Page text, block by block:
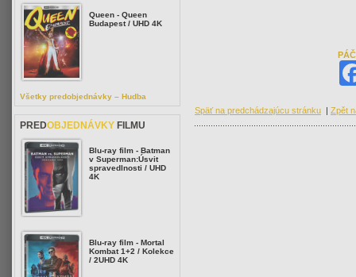
Späť na predchádzajúcu stránku Zpět
Queen - Queen
Budapest / UHD 4K
Všetky predobjednávky – Hudba
PREDOBJEDNÁVKY FILMU
Blu-ray film - Batman
v Superman:Úsvit
spravedlnosti / UHD
4K
Blu-ray film - Mortal
Kombat 1+2 / Kolekce
/ 2UHD 4K